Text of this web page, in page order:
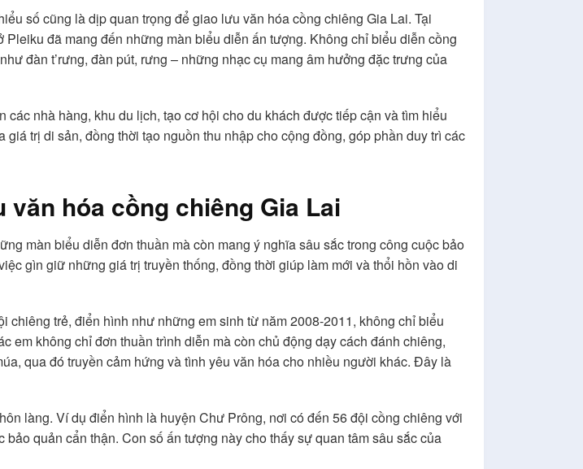
số cũng là dịp quan trọng để giao lưu văn hóa cồng chiêng Gia Lai. Tại
đã mang đến những màn biểu diễn ấn tượng. Không chỉ biểu diễn cồng
đàn t’rưng, đàn pút, rưng – những nhạc cụ mang âm hưởng đặc trưng của
nhà hàng, khu du lịch, tạo cơ hội cho du khách được tiếp cận và tìm hiểu
trị di sản, đồng thời tạo nguồn thu nhập cho cộng đồng, góp phần duy trì các
hóa cồng chiêng Gia Lai
màn biểu diễn đơn thuần mà còn mang ý nghĩa sâu sắc trong công cuộc bảo
gìn giữ những giá trị truyền thống, đồng thời giúp làm mới và thổi hồn vào di
chiêng trẻ, điển hình như những em sinh từ năm 2008-2011, không chỉ biểu
em không chỉ đơn thuần trình diễn mà còn chủ động dạy cách đánh chiêng,
qua đó truyền cảm hứng và tình yêu văn hóa cho nhiều người khác. Đây là
làng. Ví dụ điển hình là huyện Chư Prông, nơi có đến 56 đội cồng chiêng với
quản cẩn thận. Con số ấn tượng này cho thấy sự quan tâm sâu sắc của